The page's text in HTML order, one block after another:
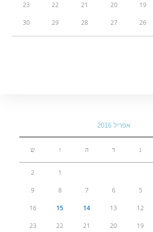
19
20
21
22
23
26
27
28
29
30
אפריל 2016
ג ד ה ו ש
1
2
5
6
7
8
9
12
13
14
15
16
19
20
21
22
23